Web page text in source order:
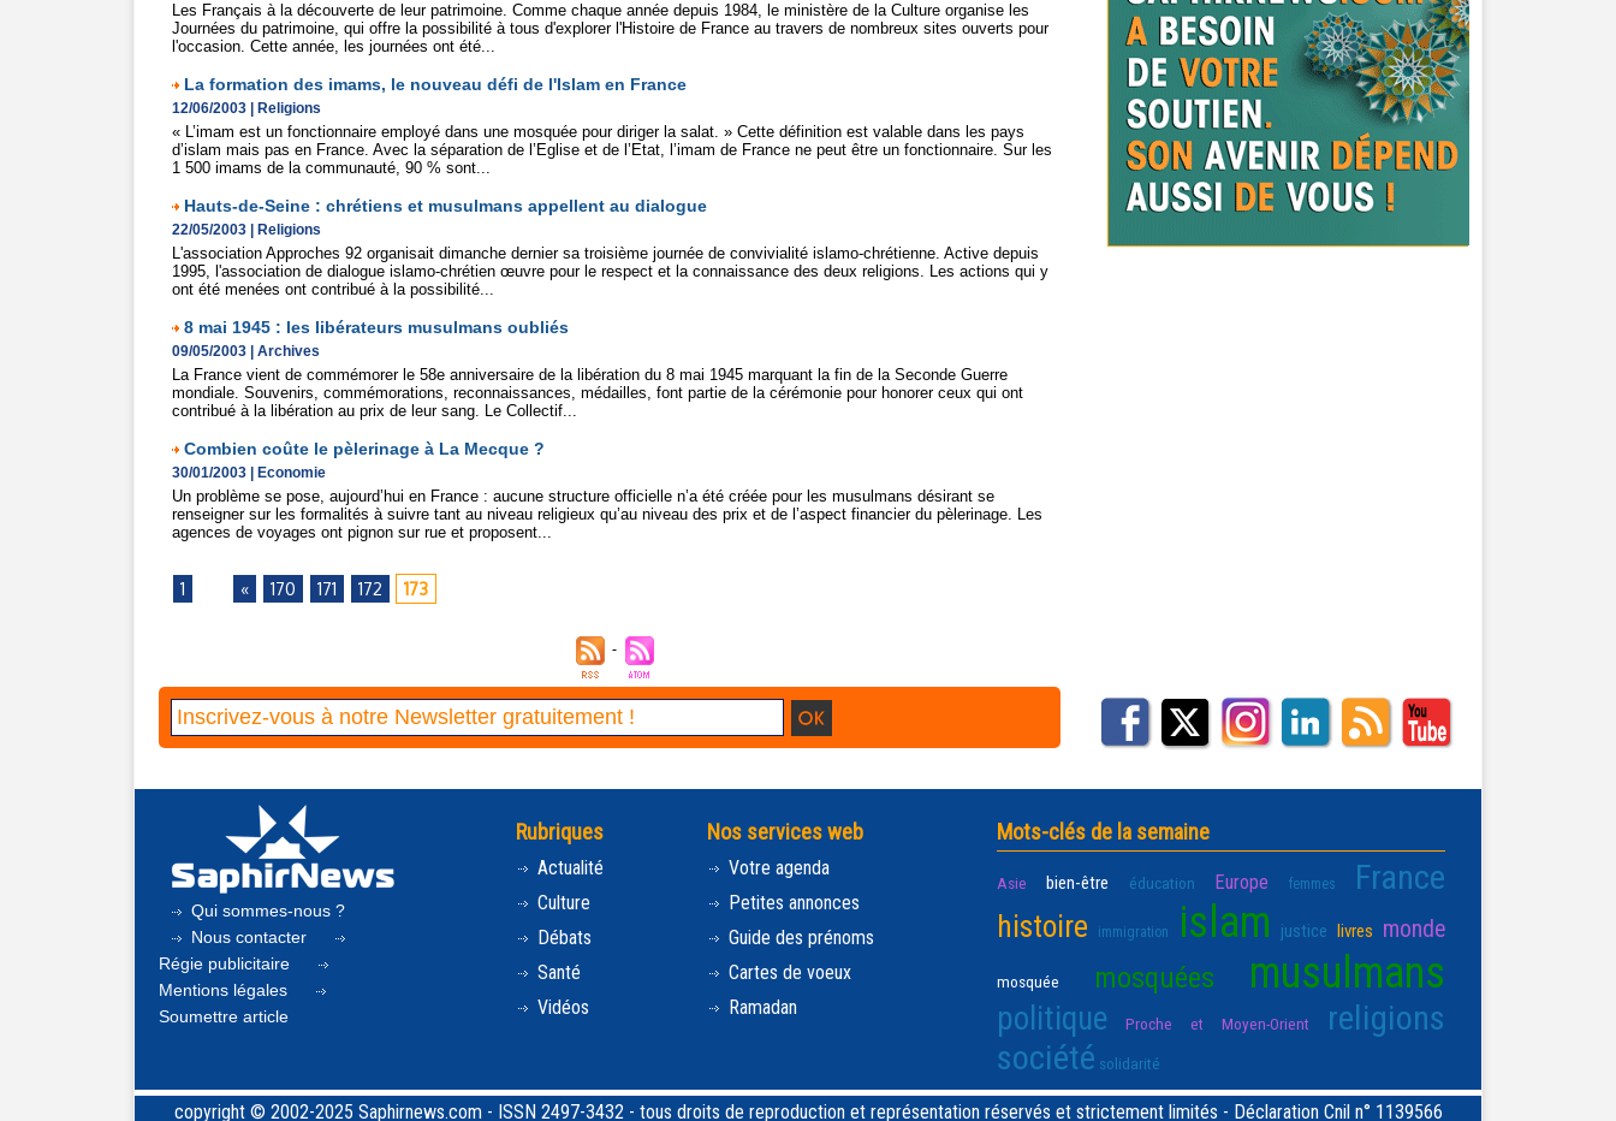
Les Français à la découverte de leur patrimoine. Comme chaque année depuis 1984, le ministère de la Culture organise les
Journées du patrimoine, qui offre la possibilité à tous d'explorer l'Histoire de France au travers de nombreux sites ouverts pour
l'occasion. Cette année, les journées ont été...
La formation des imams, le nouveau défi de l'Islam en France
12/06/2003 Religions
« L’imam est un fonctionnaire employé dans une mosquée pour diriger la salat. » Cette définition est valable dans les pays
d’islam mais pas en France. Avec la séparation de l’Eglise et de l’Etat, l’imam de France ne peut être un fonctionnaire. Sur les
1 500 imams de la communauté, 90 % sont...
Hauts-de-Seine : chrétiens et musulmans appellent au dialogue
22/05/2003 Religions
L'association Approches 92 organisait dimanche dernier sa troisième journée de convivialité islamo-chrétienne. Active depuis
1995, l'association de dialogue islamo-chrétien œuvre pour le respect et la connaissance des deux religions. Les actions qui y
ont été menées ont contribué à la possibilité...
8 mai 1945 : les libérateurs musulmans oubliés
09/05/2003 Archives
La France vient de commémorer le 58e anniversaire de la libération du 8 mai 1945 marquant la fin de la Seconde Guerre
mondiale. Souvenirs, commémorations, reconnaissances, médailles, font partie de la cérémonie pour honorer ceux qui ont
contribué à la libération au prix de leur sang. Le Collectif...
Combien coûte le pèlerinage à La Mecque ?
30/01/2003 Economie
Un problème se pose, aujourd’hui en France : aucune structure officielle n’a été créée pour les musulmans désirant se
renseigner sur les formalités à suivre tant au niveau religieux qu’au niveau des prix et de l’aspect financier du pèlerinage. Les
agences de voyages ont pignon sur rue et proposent...
1 « 170 171 172 173
Qui sommes-nous ?
Nous contacter
Régie publicitaire
Mentions légales
Soumettre article
Rubriques
Actualité
Culture
Débats
Santé
Vidéos
Nos services web
Votre agenda
Petites annonces
Guide des prénoms
Cartes de voeux
Ramadan
Mots-clés de la semaine
Asie bien-être éducation Europe femmes France
histoire immigration islam justice livres monde
mosquée mosquées musulmans
politique Proche et Moyen-Orient
religions
société solidarité
copyright © 2002-2025 Saphirnews.com - ISSN 2497-3432 - tous droits de reproduction et représentation réservés et strictement limités - Déclaration Cnil n° 1139566